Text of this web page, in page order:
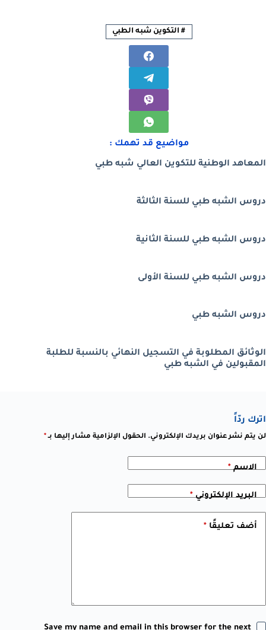
#التكوين شبه الطبي
مواضيع قد تهمك :
المعاهد الوطنية للتكوين العالي شبه طبي
دروس الشبه طبي للسنة الثالثة
دروس الشبه طبي للسنة الثانية
دروس الشبه طبي للسنة الأولى
دروس الشبه طبي
الوثائق المطلوبة في التسجيل النهائي بالنسبة للطلبة
المقبولين في الشبه طبي
اترك ردّاً
لن يتم نشر عنوان بريدك الإلكتروني. الحقول الإلزامية مشار إليها بـ*
الاسم*
البريد الإلكتروني*
أضف تعليقًا *
Save my name and email in this browser for the next